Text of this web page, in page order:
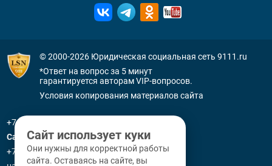
© 2000-2026 Юридическая социальная сеть 9111.ru
*Ответ на вопрос за 5 минут
гарантируется авторам VIP-вопросов.
Условия копирования материалов сайта
+7 (800) 505-91-11
Санкт-Петербург
+7 (812) 336-92-64
Сайт использует куки
Они нужны для корректной работы
сайта. Оставаясь на сайте, вы